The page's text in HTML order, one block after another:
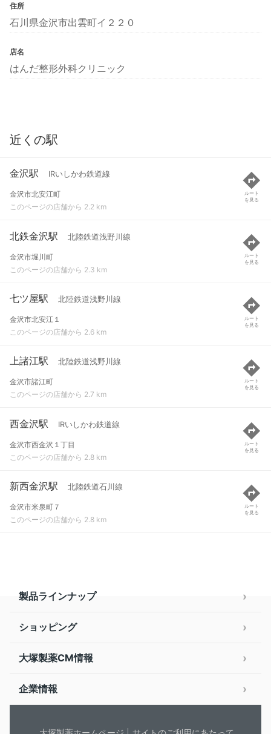
住所
石川県金沢市出雲町イ２２０
店名
はんだ整形外科クリニック
近くの駅
金沢駅 IRいしかわ鉄道線
金沢市北安江町
このページの店舗から 2.2 km
ルート
を見る
北鉄金沢駅 北陸鉄道浅野川線
金沢市堀川町
このページの店舗から 2.3 km
ルート
を見る
七ツ屋駅 北陸鉄道浅野川線
金沢市北安江１
このページの店舗から 2.6 km
ルート
を見る
上諸江駅 北陸鉄道浅野川線
金沢市諸江町
このページの店舗から 2.7 km
ルート
を見る
西金沢駅 IRいしかわ鉄道線
金沢市西金沢１丁目
このページの店舗から 2.8 km
ルート
を見る
新西金沢駅 北陸鉄道石川線
金沢市米泉町７
このページの店舗から 2.8 km
ルート
を見る
製品ラインナップ
ショッピング
大塚製薬CM情報
企業情報